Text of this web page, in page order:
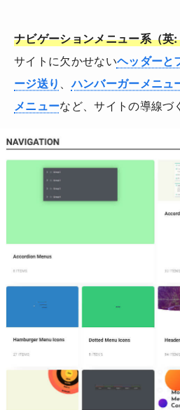
ナビゲーションメニュー系（
サイトに欠かせないヘッダーと
ージ送り 、ハンバーガーメニュ
メニューなど、サイトの導線づ